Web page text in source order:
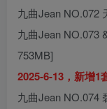
九曲Jean NO.072
九曲Jean NO.073
753MB]
2025-6-13，新增1
九曲Jean NO.074